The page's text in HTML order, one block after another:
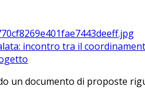
incontro tra il
un documento di proposte